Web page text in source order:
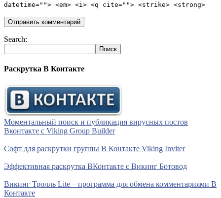
datetime=""> <em> <i> <q cite=""> <strike> <strong>
Search:
Раскрутка В Контакте
Моментальный поиск и публикация вирусных постов
Вконтакте с Viking Group Builder
Софт для раскрутки группы В Контакте Viking Inviter
Эффективная раскрутка ВКонтакте с Викинг Ботовод
Викинг Тролль Lite – программа для обмена комментариями В
Контакте